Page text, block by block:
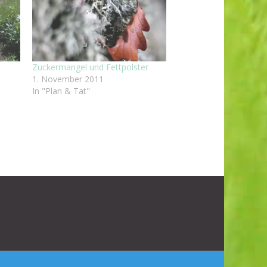
Zuckermangel und Fettpolster
1. November 2011
In "Plan & Tat"